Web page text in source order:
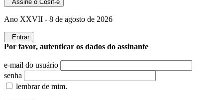
Assine o Cosif-e
Ano XXVII - 8 de agosto de 2026
Entrar
Por favor, autenticar os dados do assinante
e-mail do usuário
senha
lembrar de mim.